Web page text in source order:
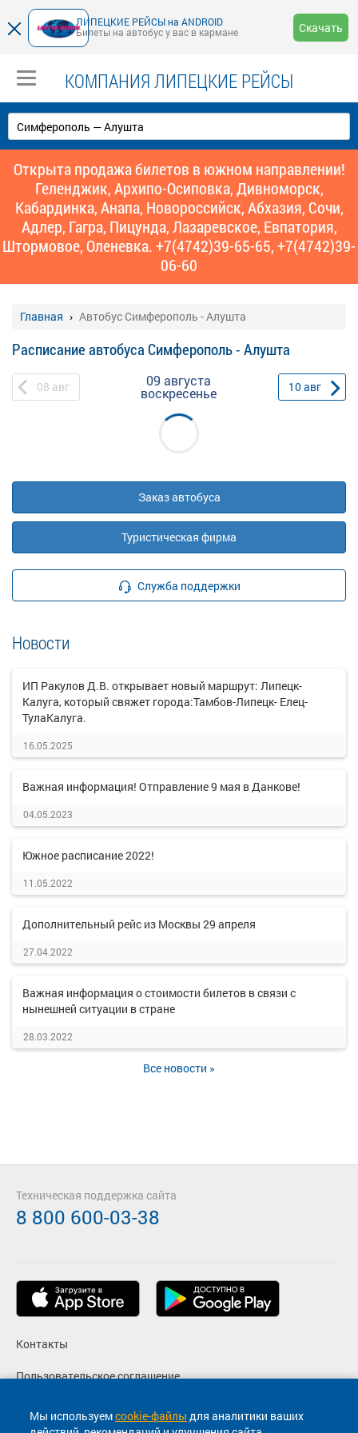
ЛИПЕЦКИЕ РЕЙСЫ на ANDROID
Билеты на автобус у вас в кармане
Скачать
КОМПАНИЯ ЛИПЕЦКИЕ РЕЙСЫ
Открыта продажа билетов в южном направлении!
Геленджик, Архипо-Осиповка, Дивноморск,
Кабардинка, Анапа, Новороссийск, Абхазия, Сочи,
Адлер, Гагра, Пицунда, Лазаревское, Евпатория,
Штормовое, Оленевка. +7(4742)39-65-65, +7(4742)39-
06-60
Главная Автобус Симферополь - Алушта
Расписание автобуса Симферополь - Алушта
08 авг 09 августа
воскресенье 10авг
Заказ автобуса
Туристическая фирма
Служба поддержки
Новости
ИП Ракулов Д.В. открывает новый маршрут: Липецк-
Калуга, который свяжет города:Тамбов-Липецк- Елец-
ТулаКалуга.
16.05.2025
Важная информация! Отправление 9 мая в Данкове!
04.05.2023
Южное расписание 2022!
11.05.2022
Дополнительный рейс из Москвы 29 апреля
27.04.2022
Важная информация о стоимости билетов в связи с
нынешней ситуации в стране
28.03.2022
Все новости »
Мы используемcookie-файлы для аналитики ваших
Контакты
Пользовательское соглашение
Политика конфиденциальности
Техническая поддержка сайта
8 800 600-03-38